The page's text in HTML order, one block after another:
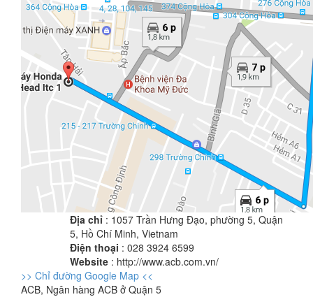
Địa chỉ : 1057 Trần Hưng Đạo, phường 5, Quận
5, Hồ Chí Minh, Vietnam
Điện thoại : 028 3924 6599
Website : http://www.acb.com.vn/
>> Chỉ đường Google Map <<
ACB, Ngân hàng ACB ở Quận 5